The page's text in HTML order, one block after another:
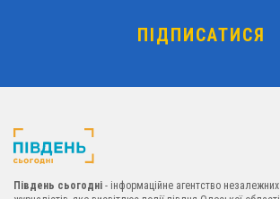
Південь сьогодні - інформаційне агентство незалежних